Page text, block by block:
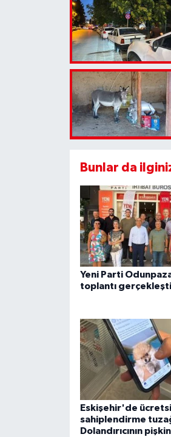
Bunlar da
Yeni Parti
toplantı
Eskişehir'de
sahiplendirme
Dolandırıcının